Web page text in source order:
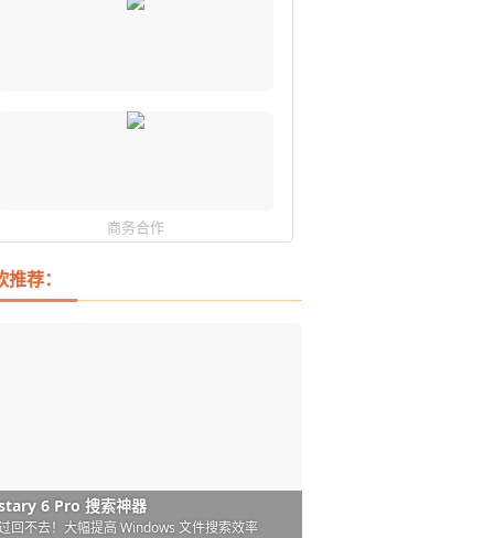
商务合作
荐：
必备的下载神器
的 Windows 平台下载工具
6 Pro 搜索神器
回不去！大幅提高 Windows 文件搜索效率
桌面图标自动整理/美化神器
必备！图标再多桌面也不再凌乱！
Desktop 虚拟机
上流畅运行 Windows (支持 M 芯片)
下载网络视频的神器 (Mac)
下视频，超简单好用！谁用谁知道
- 极简好用的 Markdown 编辑器
写作体验！跨平台支持 Win / Mac